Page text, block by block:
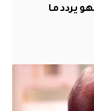
يردد ما